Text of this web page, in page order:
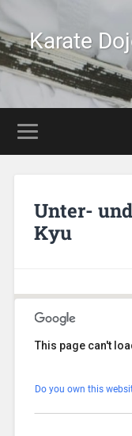
Karate
Unter-
Kyu
This page can't
Do you own this